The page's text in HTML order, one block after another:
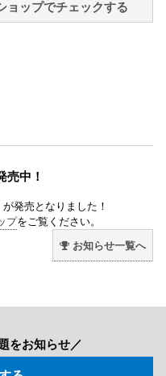
ョップでチェックする
売中！
が発売となりました！
プをご覧ください。
お知らせ一覧へ
をお知らせ／